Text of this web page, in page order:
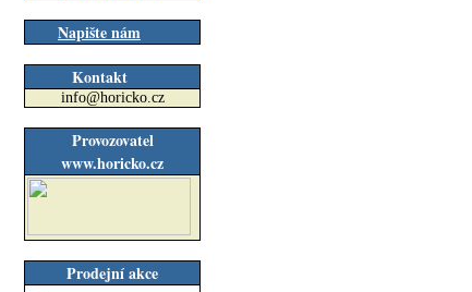
Napište nám
Kontakt
info@horicko.cz
Provozovatel
www.horicko.cz
Prodejní akce